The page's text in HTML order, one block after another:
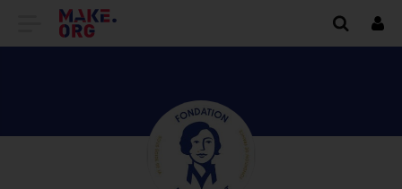
IR
PÁGINA
DESCUBRE
EL
Biografía: